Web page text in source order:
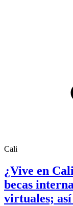
Cali
¿Vive en
becas
virtuales; así